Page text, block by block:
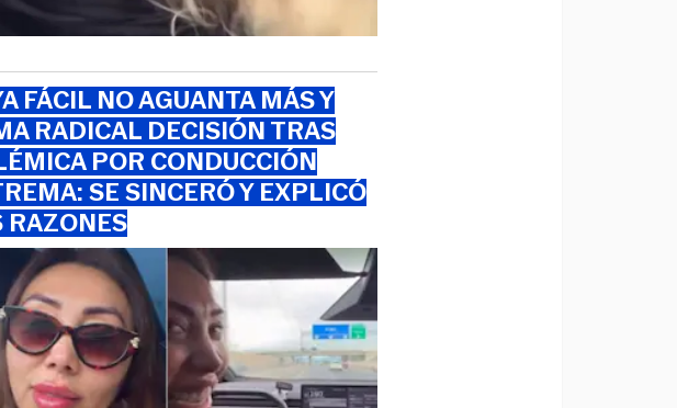
FÁCIL NO AGUANTA MÁS Y
RADICAL DECISIÓN TRAS
POR CONDUCCIÓN
SE SINCERÓ Y EXPLICÓ
RAZONES